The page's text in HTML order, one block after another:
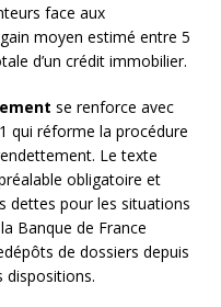
face aux
moyen estimé entre 5
d’un crédit immobilier.
se renforce avec
qui réforme la procédure
Le texte
obligatoire et
dettes pour les situations
Banque de France
de dossiers depuis
dispositions.